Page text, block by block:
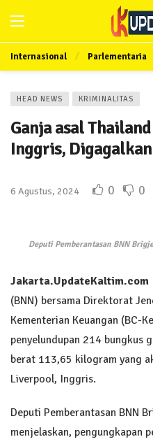
Internasional Parlementaria
HEAD NEWS KRIMINALITAS
Ganja asal
Inggris,
6 Agustus, 2024 0 0
Deputi Pemberantasan BNN
Jakarta.UpdateKaltim.com
(BNN) bersama Direktorat
Kementerian Keuangan (BC-
penyelundupan 214 bungkus
berat 113,65 kilogram yang
Liverpool, Inggris.
Deputi Pemberantasan BNN
menjelaskan, pengungkapan